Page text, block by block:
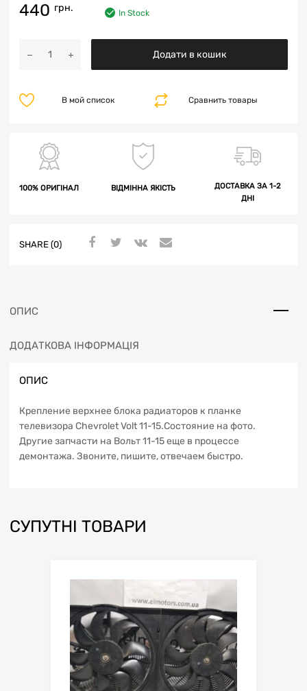
440 грн. In Stock
Додати в кошик
Сравнить товары
В мой список
100% ОРИГІНАЛ ВІДМІННА ЯКІСТЬ
ДОСТАВКА ЗА 1-2
ДНІ
SHARE (0)
ОПИС
ДОДАТКОВА ІНФОРМАЦІЯ
ОПИС
Крепление верхнее блока радиаторов к планке
телевизора Chevrolet Volt 11-15.Состояние на фото.
Другие запчасти на Вольт 11-15 еще в процессе
демонтажа. Звоните, пишите, отвечаем быстро.
СУПУТНІ ТОВАРИ